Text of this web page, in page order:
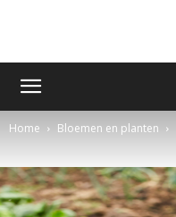
Home Bloemen en planten